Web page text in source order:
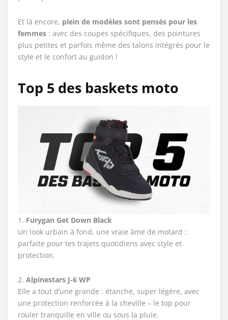
Et là encore, plein de modèles sont pensés pour les
femmes : avec des coupes spécifiques, des pointures
plus petites et parfois même des talons intégrés pour le
style et le confort au guidon !
Top 5 des baskets moto
1. Furygan Get Down Black
Un look urbain à fond, une vraie âme de motard :
parfaite pour tes trajets quotidiens avec style et
protection.
2. Alpinestars J-6 WP
Elle a tout d’une grande : étanche, super légère, avec
une protection renforcée à la cheville – le top pour
rouler tranquille en ville ou sous la pluie.